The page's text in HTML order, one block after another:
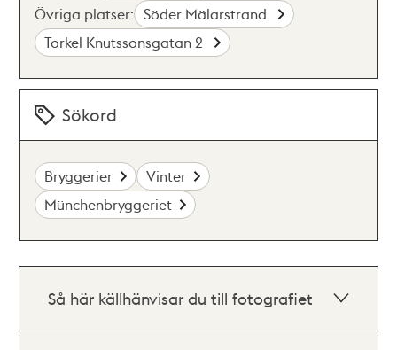
Övriga platser: Söder Mälarstrand
Torkel Knutssonsgatan 2
Sökord
Bryggerier
Vinter
Münchenbryggeriet
Så här källhänvisar du till fotografiet